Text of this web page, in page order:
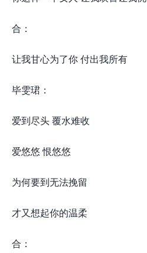
合：
让我甘心为了你 付出我所有
毕雯珺：
爱到尽头 覆水难收
爱悠悠 恨悠悠
为何要到无法挽留
才又想起你的温柔
合：